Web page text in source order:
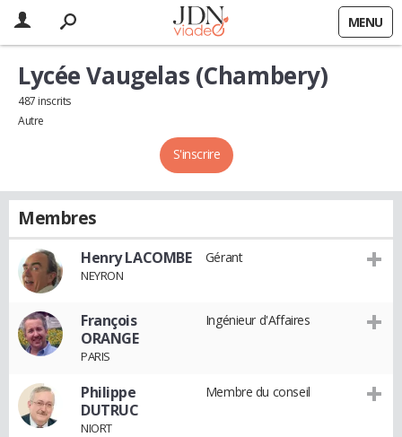
MENU
S'inscrire
Lycée Vaugelas (Chambery)
487 inscrits
Autre
Membres
Henry LACOMBE
NEYRON
Gérant
François
ORANGE
PARIS
Ingénieur d'Affaires
Philippe
DUTRUC
NIORT
Membre du conseil